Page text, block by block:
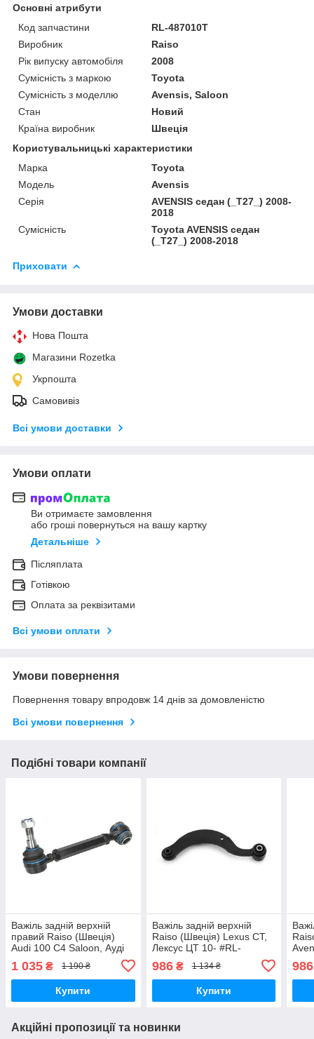
Основні атрибути
Код запчастини
RL-487010T
Виробник
Raiso
Рік випуску автомобіля
2008
Сумісність з маркою
Toyota
Сумісність з моделлю
Avensis, Saloon
Стан
Новий
Країна виробник
Швеція
Користувальницькі характеристики
Марка
Toyota
Мoдель
Avensis
Серія
AVENSIS седан (_T27_) 2008-
2018
Сумісність
Toyota AVENSIS седан
(_T27_) 2008-2018
Приховати
Умови доставки
Нова Пошта
Магазини Rozetka
Укрпошта
Самовивіз
Всі умови доставки
Умови оплати
Ви отримаєте замовлення
або гроші повернуться на вашу картку
Детальніше
Післяплата
Готівкою
Оплата за реквізитами
Всі умови оплати
Умови повернення
Повернення товару впродовж 14 днів за домовленістю
Всі умови повернення
Подібні товари компанії
Важіль задній верхній
правий Raiso (Швеція)
Audi 100 C4 Saloon, Ауді
100 Ц4 Седан 83-97 #RL-
443352A UARFBCF17
1 035 ₴ 1 190 ₴
Купити
Важіль задній верхній
Raiso (Швеція) Lexus CT,
Лексус ЦТ 10- #RL-
986₴ 1 134 ₴
Купити
986
Акційні пропозиції та новинки